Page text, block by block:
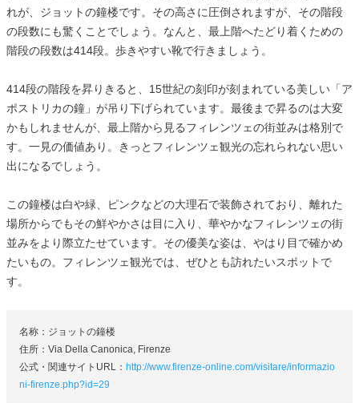
れが、ジョットの鐘楼です。その高さに圧倒されますが、その階段
の段数にも驚くことでしょう。なんと、最上階へたどり着くための
階段の段数は414段。歩きやすい靴で行きましょう。
414段の階段を昇りきると、15世紀の刻印が刻まれている美しい「ア
ポストリカの鐘」が吊り下げられています。最後まで昇るのは大変
かもしれませんが、最上階から見るフィレンツェの街並みは格別で
す。一見の価値あり。きっとフィレンツェ観光の忘れられない思い
出になるでしょう。
この鐘楼は白や緑、ピンクなどの大理石で装飾されており、離れた
場所からでもその鮮やかさは目に入り、華やかなフィレンツェの街
並みをより際立たせています。その優美な姿は、やはり目で確かめ
たいもの。フィレンツェ観光では、ぜひとも訪れたいスポットで
す。
名称：ジョットの鐘楼
住所：Via Della Canonica, Firenze
公式・関連サイトURL： http://www.firenze-online.com/visitare/informazio
ni-firenze.php?id=29